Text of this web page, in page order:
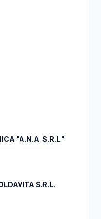
"A.N.A. S.R.L."
S.R.L.